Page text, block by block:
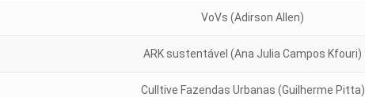
VoVs (Adirson Allen)
ARK sustentável (Ana Julia Campos Kfouri)
Culltive Fazendas Urbanas (Guilherme Pitta)